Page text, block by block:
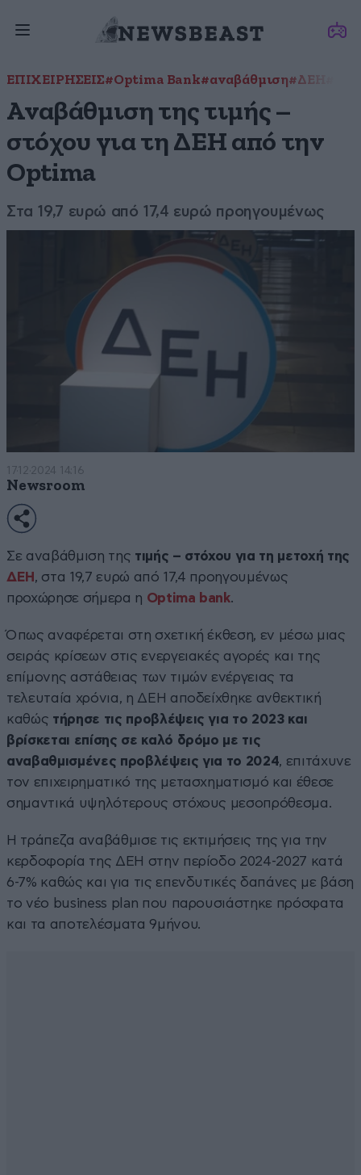
ΕΠΙΧΕΙΡΗΣΕΙΣ#Optima Bank#αναβάθμιση#ΔΕΗ
Αναβάθμιση της τιμής –
στόχου για τη ΔΕΗ από την
Optima
Στα 19,7 ευρώ από 17,4 ευρώ προηγουμένως
17·12·2024 14:16
Newsroom
Σε αναβάθμιση της τιμής – στόχου για τη μετοχή της
ΔΕΗ , στα 19,7 ευρώ από 17,4 προηγουμένως
προχώρησε σήμερα η Optima bank.
Όπως αναφέρεται στη σχετική έκθεση, εν μέσω μιας
σειράς κρίσεων στις ενεργειακές αγορές και της
επίμονης αστάθειας των τιμών ενέργειας τα
τελευταία χρόνια, η ΔΕΗ αποδείχθηκε ανθεκτική
καθώς τήρησε τις προβλέψεις για το 2023 και
βρίσκεται επίσης σε καλό δρόμο με τις
αναβαθμισμένες προβλέψεις για το 2024, επιτάχυνε
τον επιχειρηματικό της μετασχηματισμό και έθεσε
σημαντικά υψηλότερους στόχους μεσοπρόθεσμα.
Η τράπεζα αναβάθμισε τις εκτιμήσεις της για την
κερδοφορία της ΔΕΗ στην περίοδο 2024-2027 κατά
6-7% καθώς και για τις επενδυτικές δαπάνες με βάση
το νέο business plan που παρουσιάστηκε πρόσφατα
και τα αποτελέσματα 9μήνου.